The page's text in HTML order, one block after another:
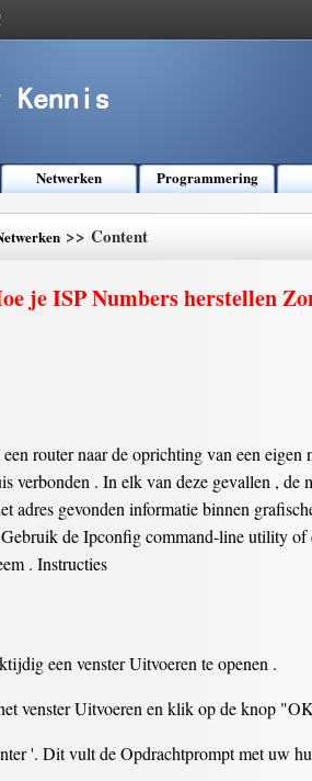
Netwerken Programmering
>> Content
je ISP Numbers herstellen
router naar de oprichting van een eigen
verbonden . In elk van deze gevallen , de
adres gevonden informatie binnen
de Ipconfig command-line utility
. Instructies
een venster Uitvoeren te openen .
venster Uitvoeren en klik op de knop
'. Dit vult de Opdrachtprompt met uw